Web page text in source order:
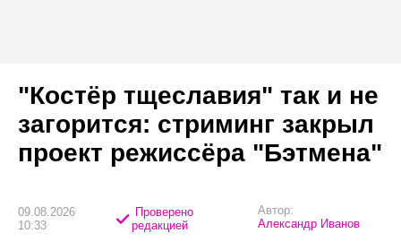
"Костёр тщеславия" так и не
загорится: стриминг закрыл
проект режиссёра "Бэтмена"
09.08.2026
10:33
Проверено
редакцией
Автор:
Александр Иванов